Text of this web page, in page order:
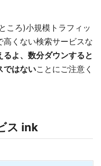
ころ)小規模トラフィッ
くない検索サービスな
よ、数分ダウンすると
ではないことにご注意く
ス ink